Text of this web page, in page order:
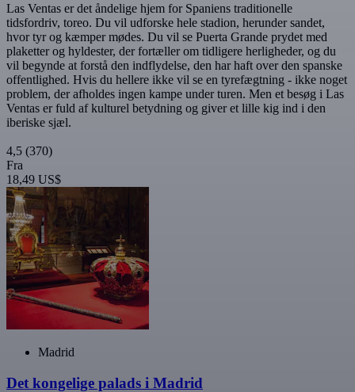
Las Ventas er det åndelige hjem for Spaniens traditionelle
tidsfordriv, toreo. Du vil udforske hele stadion, herunder sandet,
hvor tyr og kæmper mødes. Du vil se Puerta Grande prydet med
plaketter og hyldester, der fortæller om tidligere herligheder, og du
vil begynde at forstå den indflydelse, den har haft over den spanske
offentlighed. Hvis du hellere ikke vil se en tyrefægtning - ikke noget
problem, der afholdes ingen kampe under turen. Men et besøg i Las
Ventas er fuld af kulturel betydning og giver et lille kig ind i den
iberiske sjæl.
4,5 (370)
Fra
18,49 US$
Madrid
Det kongelige palads i Madrid